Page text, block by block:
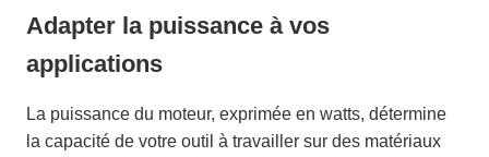
Adapter la puissance à vos
applications
La puissance du moteur, exprimée en watts, détermine
la capacité de votre outil à travailler sur des matériaux